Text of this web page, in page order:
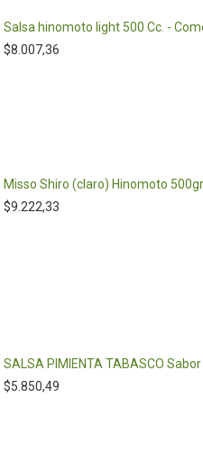
Salsa hinomoto light 500 Cc. -
$8.007,36
Misso Shiro (claro) Hinomoto
$9.222,33
SALSA PIMIENTA TABASCO
$5.850,49